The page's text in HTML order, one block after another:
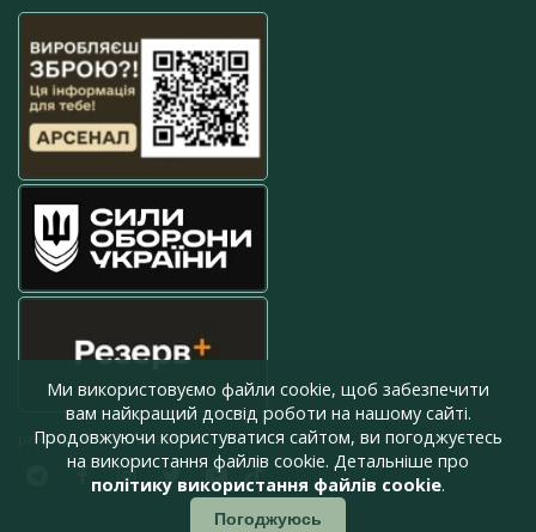
press@armyinform.com.ua
Ми використовуємо файли cookie, щоб забезпечити
вам найкращий досвід роботи на нашому сайті.
Продовжуючи користуватися сайтом, ви погоджуєтесь
на використання файлів cookie. Детальніше про
політику використання файлів cookie.
Погоджуюсь